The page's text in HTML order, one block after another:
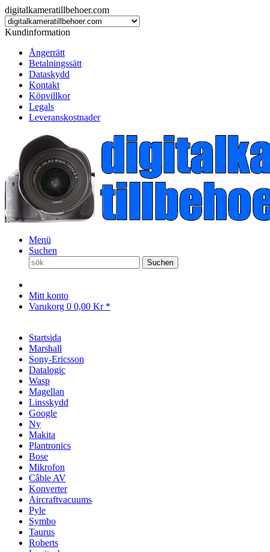
digitalkameratillbehoer.com
Kundinformation
Ångerrätt
Betalningssätt
Dataskydd
Kontakt
Köpvillkor
Legals
Leveranskostnader
Menü
Suchen
Suchen
Mitt konto
Varukorg 0 0,00 Kr *
Startsida
Marshall
Sony-Ericsson
Datalogic
Wasp
Magellan
Linsskydd
Google
Ny
Makita
Plantronics
Bose
Mikrofon
Câble AV
Konverter
Aircraftvacuums
Pyle
Symbo
Taurus
Roberts